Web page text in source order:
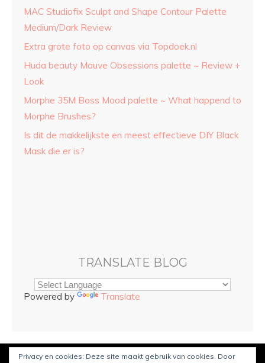
MAC Studiofix Sculpt and Shape Contour Palette
Medium/Dark Review
Extra grote foto op canvas via Topdoek.nl
Huda beauty Mauve Obsessions palette ~ Review +
Look
Morphe 35M Boss Mood palette ~ What happend to
Morphe Brushes?
Is dit de makkelijkste en meest effectieve DIY Black
Mask die er is?
TRANSLATE BLOG
Powered by Translate
© CopyrightSarah and Beauty2022. Mogelijk gemaakt door
Privacy en cookies: Deze site maakt gebruik van cookies. Door